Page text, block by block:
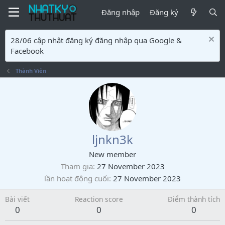
Đăng nhập Đăng ký
28/06 cập nhật đăng ký đăng nhập qua Google &
Facebook
Thành Viên
ljnkn3k
New member
Tham gia 27 November 2023
lần hoạt động cuối 27 November 2023
Bài viết
0
Reaction score
0
Điểm thành tích
0